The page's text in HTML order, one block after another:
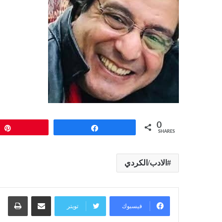
0
SHARES
الادب/الكردي
فيسبوك تويتر
مشاركة عبر البريد